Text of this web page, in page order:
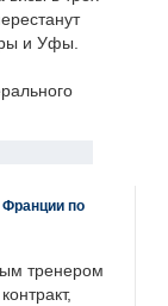
и Уфы.
по
тренером